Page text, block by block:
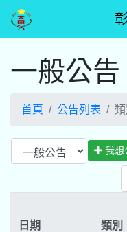
一般公告
首頁 公告列表
我想
日期 類別